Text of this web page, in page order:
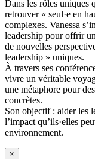
Dans les rôles uniques
retrouver « seul·e en
complexes. Vanessa
leadership pour offrir
de nouvelles
leadership » uniques.
À travers ses
vivre un véritable
une métaphore pour
concrètes.
Son objectif : aider les
l’impact qu’ils·elles
environnement.
×